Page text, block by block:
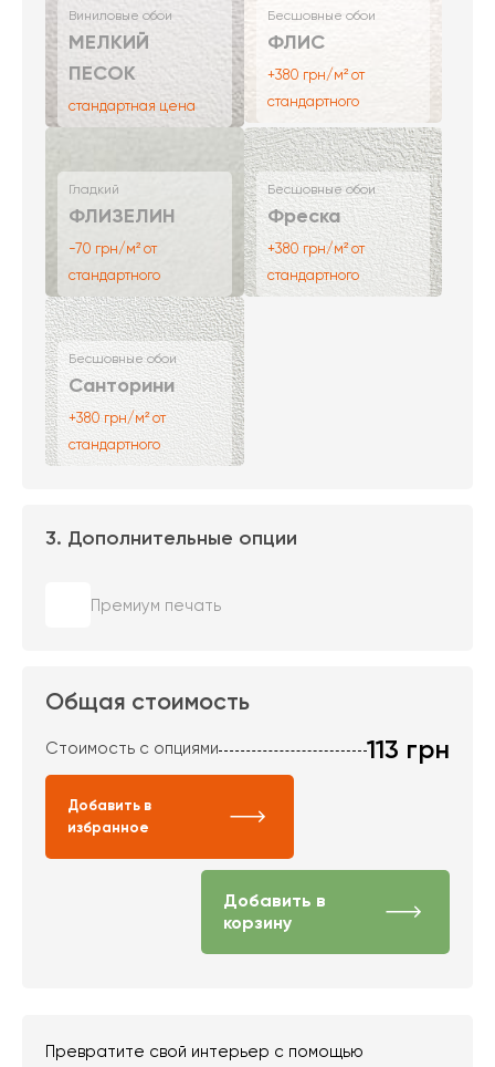
Виниловые обои
МЕЛКИЙ
ПЕСОК
стандартная цена
Бесшовные обои
ФЛИС
+380 грн/м² от
стандартного
Гладкий
ФЛИЗЕЛИН
-70 грн/м² от
стандартного
Бесшовные обои
Фреска
+380 грн/м² от
стандартного
Бесшовные обои
Санторини
+380 грн/м² от
стандартного
3. Дополнительные опции
Премиум печать
Общая стоимость
Стоимость с опциями 113 грн
Добавить в
избранное
Добавить в
корзину
Превратите свой интерьер с помощью